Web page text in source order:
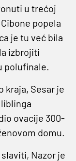
u trećoj
popela
je tu već bila
izbrojiti
polufinale.
kraja, Sesar je
ovacije 300-
domu.
Nazor je